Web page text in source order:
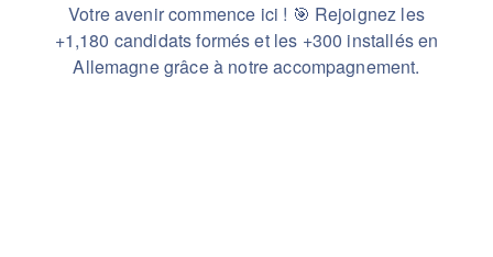
Votre avenir commence ici ! 🎯 Rejoignez les
+1,180 candidats formés et les +300 installés en
Allemagne grâce à notre accompagnement.